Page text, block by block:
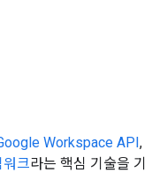
Workspace API ,
워크라는 핵심 기술을 기